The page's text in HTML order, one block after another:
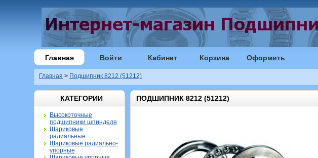
Главная Войти Кабинет Корзина Оформить
Главная > Подшипник 8212 (51212)
КАТЕГОРИИ
Высокоточные
подшипники шпинделя
Шариковые
радиальные
Шариковые радиально-
упорные
ПОДШИПНИК 8212 (51212)